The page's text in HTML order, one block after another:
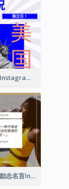
美国独立日Instagram帖子
美容与时尚励志名言Instagram帖子